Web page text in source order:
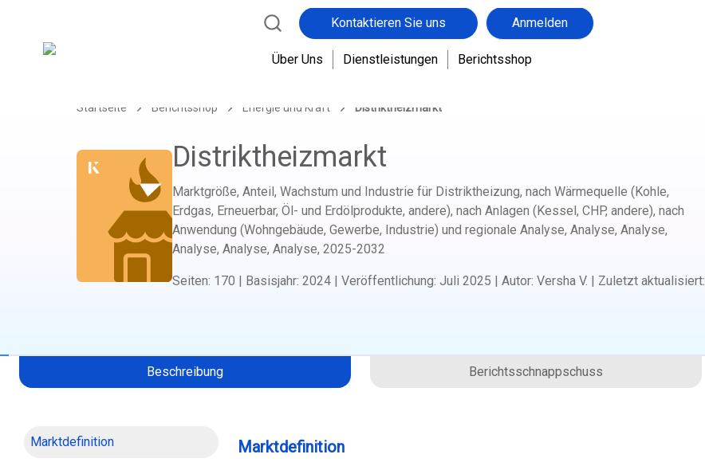
Kontaktieren Sie uns Anmelden
Über Uns Dienstleistungen Berichtsshop
Startseite Berichtsshop Energie und Kraft Distriktheizmarkt
Distriktheizmarkt
Marktgröße, Anteil, Wachstum und Industrie für Distriktheizung, nach Wärmequelle (Kohle,
Erdgas, Erneuerbar, Öl- und Erdölprodukte, andere), nach Anlagen (Kessel, CHP, andere), nach
Anwendung (Wohngebäude, Gewerbe, Industrie) und regionale Analyse, Analyse, Analyse,
Analyse, Analyse, Analyse, 2025-2032
Seiten: 170 | Basisjahr: 2024 | Veröffentlichung: Juli 2025 | Autor: Versha V. | Zuletzt aktualisiert:
Beschreibung Berichtsschnappschuss
Marktdefinition Marktdefinition